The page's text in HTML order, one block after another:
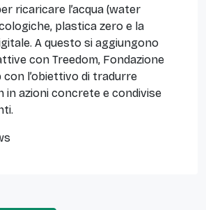
ricaricare l’acqua (water
plastica zero e la
A questo si aggiungono
con Treedom, Fondazione
con l’obiettivo di tradurre
in azioni concrete e condivise